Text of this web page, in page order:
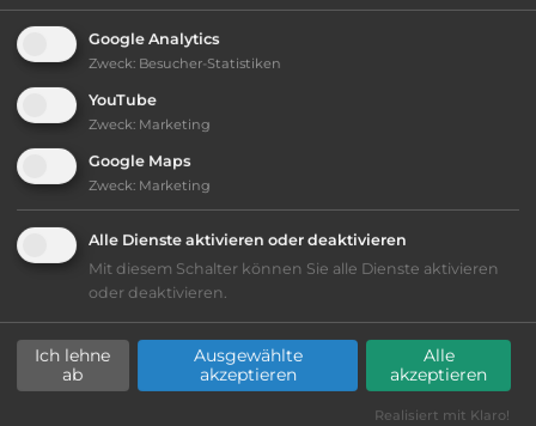
Webseite:
www.farmersarmslowerapperley.co.uk
Öffnungszeiten:
Telefon: 0044 1452 780886
Ausstattung
Google Analytics
Zweck: Besucher-Statistiken
YouTube
Zweck: Marketing
Google Maps
Zweck: Marketing
Alle Dienste aktivieren oder deaktivieren
Mit diesem Schalter können Sie alle Dienste aktivieren
oder deaktivieren.
Ich lehne
ab
Ausgewählte
akzeptieren
Alle
akzeptieren
Realisiert mit Klaro!